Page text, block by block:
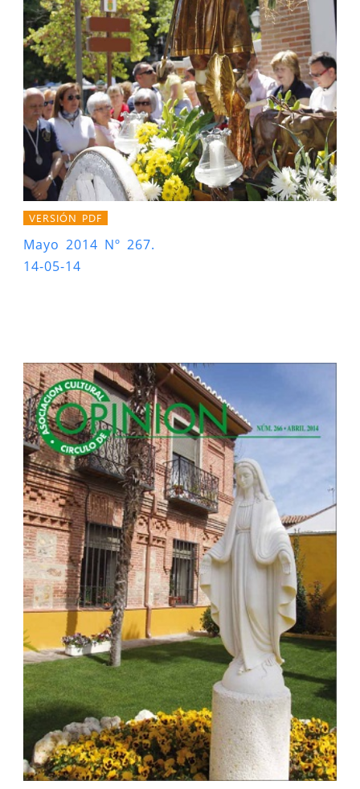
VERSIÓN PDF
Mayo 2014 Nº 267.
14-05-14